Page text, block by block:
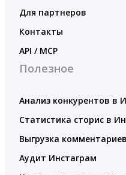
Для партнеров
Контакты
API / MCP
Полезное
Анализ конкурентов в
Статистика сторис в
Выгрузка
Аудит Инстаграм